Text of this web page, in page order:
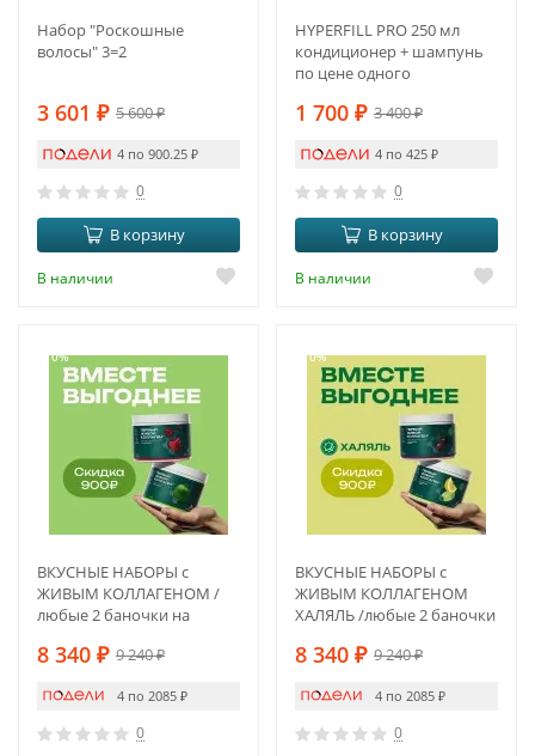
Набор "Роскошные
волосы" 3=2
3 601 ₽ 5 600₽
4 по 900.25 ₽
0
В корзину
В наличии
HYPERFILL PRO 250 мл
кондиционер + шампунь
по цене одного
1 700 ₽ 3 400₽
4 по 425 ₽
0
В корзину
В наличии
-10%
ВКУСНЫЕ НАБОРЫ с
ЖИВЫМ КОЛЛАГЕНОМ /
любые 2 баночки на
желанию
8 340 ₽ 9 240₽
4 по 2085 ₽
0
-10%
ВКУСНЫЕ НАБОРЫ с
ЖИВЫМ КОЛЛАГЕНОМ
ХАЛЯЛЬ /любые 2 баночки
8 340 ₽ 9 240₽
4 по 2085 ₽
0